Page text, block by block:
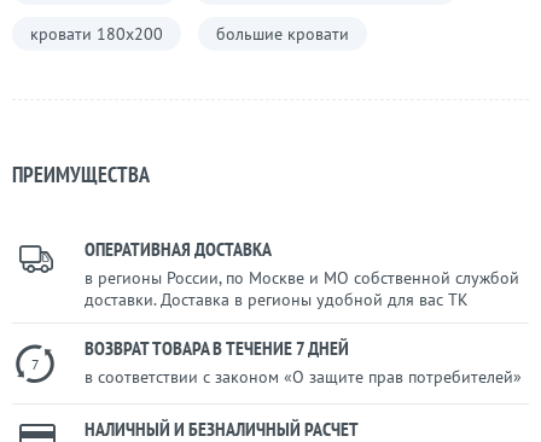
кровати 180х200 большие кровати
ПРЕИМУЩЕСТВА
ОПЕРАТИВНАЯ ДОСТАВКА
в регионы России, по Москве и МО собственной службой
доставки. Доставка в регионы удобной для вас ТК
7
ВОЗВРАТ ТОВАРА В ТЕЧЕНИЕ 7 ДНЕЙ
в соответствии с законом «О защите прав потребителей»
НАЛИЧНЫЙ И БЕЗНАЛИЧНЫЙ РАСЧЕТ